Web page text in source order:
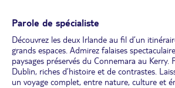
Parole de spécialiste
Découvrez les deux Irlande au fil d’un
grands espaces. Admirez falaises
paysages préservés du Connemara au Kerry.
Dublin, riches d’histoire et de contrastes.
un voyage complet, entre nature, culture et